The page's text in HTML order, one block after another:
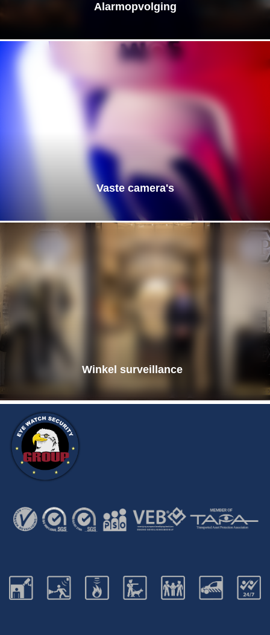
Alarmopvolging
Vaste camera's
Winkel surveillance